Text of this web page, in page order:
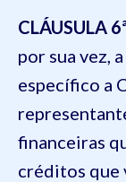
CLÁUSULA
por sua vez,
específico a
financeiras
créditos que